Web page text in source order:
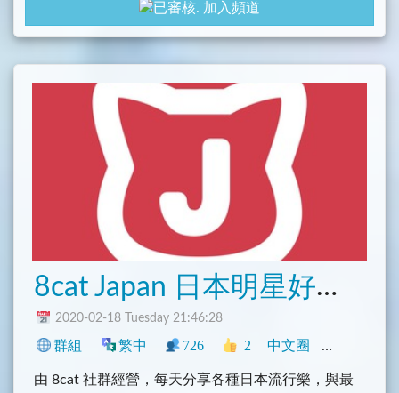
加入頻道
8cat Japan 日本明星好吃驚！
2020-02-18 Tuesday 21:46:28
群組 繁中 726 2 中文圈 影音
由 8cat 社群經營，每天分享各種日本流行樂，與最